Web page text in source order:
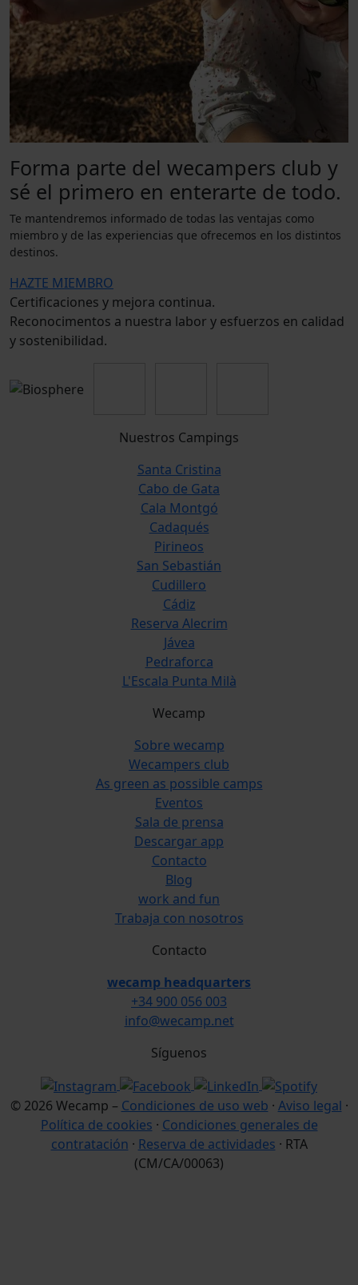
Forma parte del wecampers club y
sé el primero en enterarte de todo.
Te mantendremos informado de todas las ventajas como
miembro y de las experiencias que ofrecemos en los distintos
destinos.
HAZTE MIEMBRO
Certificaciones y mejora continua.
Reconocimentos a nuestra labor y esfuerzos en calidad
y sostenibilidad.
Nuestros Campings
Santa Cristina
Cabo de Gata
Cala Montgó
Cadaqués
Pirineos
San Sebastián
Cudillero
Cádiz
Reserva Alecrim
Jávea
Pedraforca
L'Escala Punta Milà
Wecamp
Sobre wecamp
Wecampers club
As green as possible camps
Eventos
Sala de prensa
Descargar app
Contacto
Blog
work and fun
Trabaja con nosotros
Contacto
wecamp headquarters
+34 900 056 003
info@wecamp.net
Síguenos
© 2026 Wecamp – Condiciones de uso web · Aviso legal ·
Política de cookies · Condiciones generales de
contratación · Reserva de actividades · RTA
(CM/CA/00063)